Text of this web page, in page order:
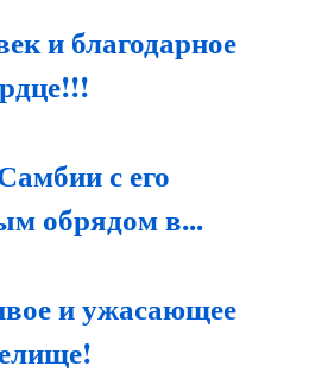
и благодарное
с его
обрядом в...
и ужасающее